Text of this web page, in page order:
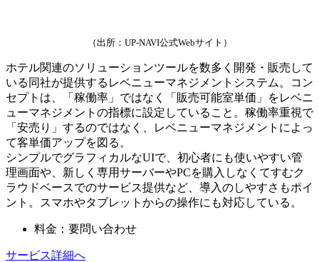
（出所：UP-NAVI公式Webサイト）
ホテル関連のソリューションツールを数多く開発・販売して
いる同社が提供するレベニューマネジメントシステム。コン
セプトは、「稼働率」ではなく「販売可能室単価」をレベニ
ューマネジメントの指標に設定していること。稼働率重視で
「安売り」するのではなく、レベニューマネジメントによっ
て客単価アップを図る。
シンプルでグラフィカルなUIで、初心者にも使いやすい管
理画面や、新しく専用サーバーやPCを購入しなくてすむク
ラウドベースでのサービス提供など、導入のしやすさもポイ
ント。スマホやタブレットからの操作にも対応している。
料金：要問い合わせ
サービス詳細へ